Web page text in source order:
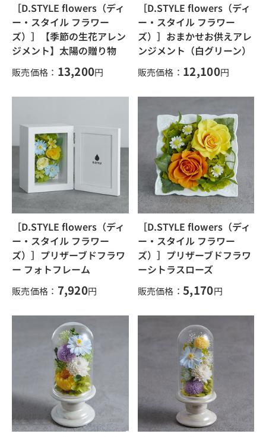
［D.STYLE flowers（ディ
ー・スタイル フラワー
ズ）］【季節の生花アレン
ジメント】太陽の贈り物
販売価格： 13,200円
［D.STYLE flowers（ディ
ー・スタイル フラワー
ズ）］おまかせお供えアレ
ンジメント（白グリーン）
販売価格： 12,100円
［D.STYLE flowers（ディ
ー・スタイル フラワー
ズ）］プリザーブドフラワ
ー フォトフレーム
販売価格： 7,920円
［D.STYLE flowers（ディ
ー・スタイル フラワー
ズ）］プリザーブドフラワ
ーシトラスローズ
販売価格： 5,170円